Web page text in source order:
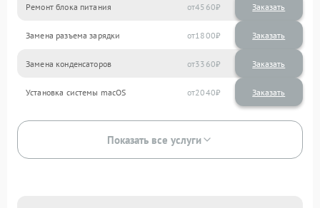
Ремонт блока питания 4560
Замена разъема зарядки 1800
Замена конденсаторов 3360
Установка системы macOS 2040
Показать все услуги